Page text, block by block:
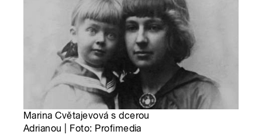
Marina Cvětajevová s dcerou
Adrianou | Foto: Profimedia